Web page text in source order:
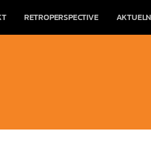
RETROPERSPECTIVE